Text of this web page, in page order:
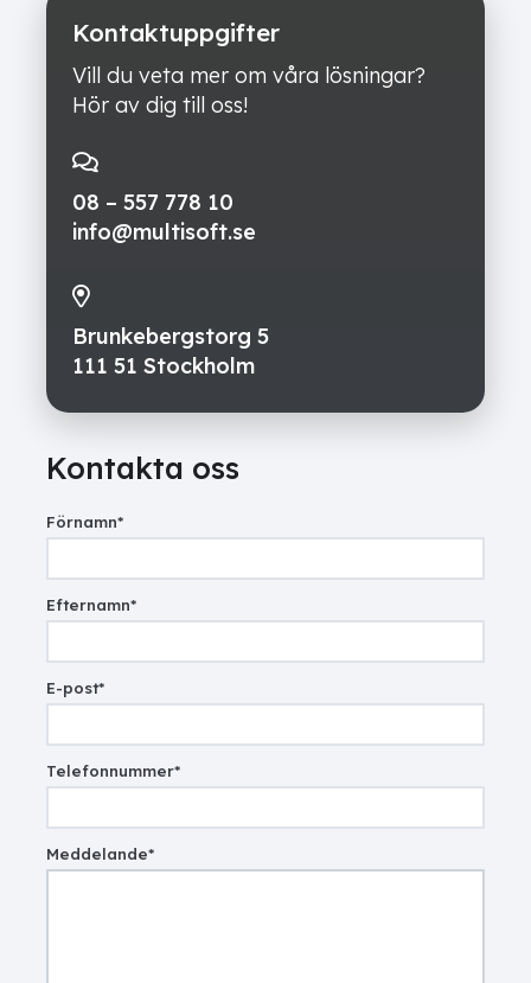
Kontaktuppgifter
Vill du veta mer om våra lösningar?
Hör av dig till oss!
08 – 557 778 10
info@multisoft.se
Brunkebergstorg 5
111 51 Stockholm
Kontakta oss
Förnamn*
Efternamn*
E-post*
Telefonnummer*
Meddelande*